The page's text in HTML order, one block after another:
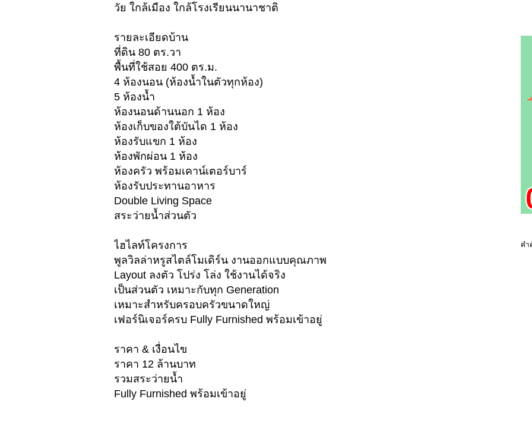
วัย ใกล้เมือง ใกล้โรงเรียนนานาชาติ
รายละเอียดบ้าน
ที่ดิน 80 ตร.วา
พื้นที่ใช้สอย 400 ตร.ม.
4 ห้องนอน (ห้องน้ำในตัวทุกห้อง)
5 ห้องน้ำ
ห้องนอนด้านนอก 1 ห้อง
ห้องเก็บของใต้บันได 1 ห้อง
ห้องรับแขก 1 ห้อง
ห้องพักผ่อน 1 ห้อง
ห้องครัว พร้อมเคาน์เตอร์บาร์
ห้องรับประทานอาหาร
Double Living Space
สระว่ายน้ำส่วนตัว
ไฮไลท์โครงการ
พูลวิลล่าหรูสไตล์โมเดิร์น งานออกแบบคุณภาพ
Layout ลงตัว โปร่ง โล่ง ใช้งานได้จริง
เป็นส่วนตัว เหมาะกับทุก Generation
เหมาะสำหรับครอบครัวขนาดใหญ่
เฟอร์นิเจอร์ครบ Fully Furnished พร้อมเข้าอยู่
ราคา & เงื่อนไข
ราคา 12 ล้านบาท
รวมสระว่ายน้ำ
Fully Furnished พร้อมเข้าอยู่
คำ